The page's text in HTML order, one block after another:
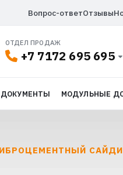
Вопрос-ответОтзывы
ОТДЕЛ ПРОДАЖ
+7 7172 695 695
ДОКУМЕНТЫ МОДУЛЬНЫЕ